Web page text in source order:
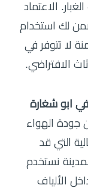
الاعتماد
لك استخدام
لا تتوفر في
الافتراضي.
ابو شغارة
جودة الهواء
التي قد
نستخدم
الألياف